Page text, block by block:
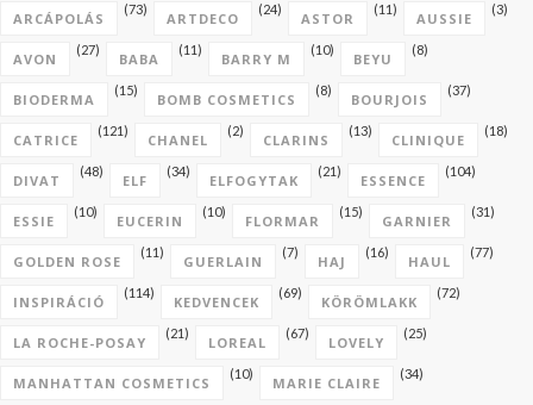
ARCÁPOLÁS
(73)
ARTDECO
(24)
ASTOR
(11)
AUSSIE
(3)
AVON
(27)
BABA
(11)
BARRY M
(10)
BEYU
(8)
BIODERMA
(15)
BOMB COSMETICS
(8)
BOURJOIS
(37)
CATRICE
(121)
CHANEL
(2)
CLARINS
(13)
CLINIQUE
(18)
DIVAT
(48)
ELF
(34)
ELFOGYTAK
(21)
ESSENCE
(104)
ESSIE
(10)
EUCERIN
(10)
FLORMAR
(15)
GARNIER
(31)
GOLDEN ROSE
(11)
GUERLAIN
(7)
HAJ
(16)
HAUL
(77)
INSPIRÁCIÓ
(114)
KEDVENCEK
(69)
KÖRÖMLAKK
(72)
LA ROCHE-POSAY
(21)
LOREAL
(67)
LOVELY
(25)
MANHATTAN COSMETICS
(10)
MARIE CLAIRE
(34)